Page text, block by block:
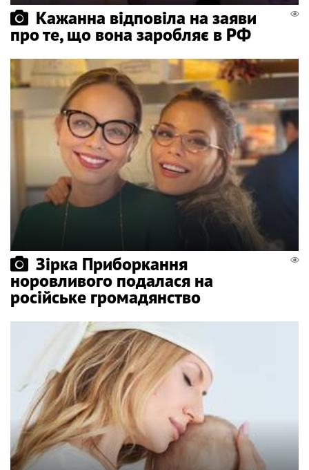
Кажанна відповіла на заяви
про те, що вона заробляє в РФ
Зірка Приборкання
норовливого подалася на
російське громадянство